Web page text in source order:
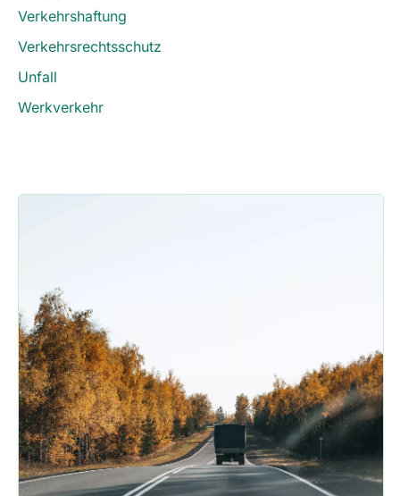
Verkehrshaftung
Verkehrsrechtsschutz
Unfall
Werkverkehr